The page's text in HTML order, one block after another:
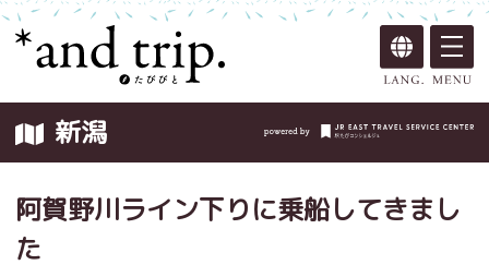
新潟
阿賀野川ライン下りに乗船してきまし
た